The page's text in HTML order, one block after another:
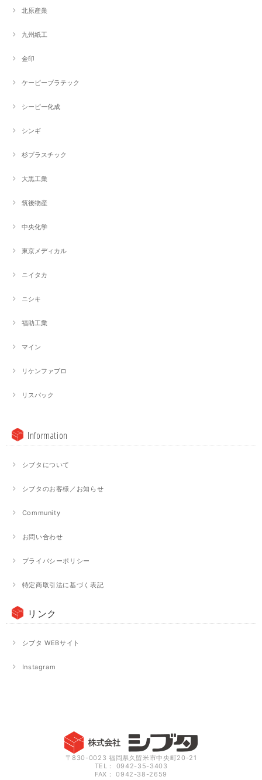
北原産業
九州紙工
金印
ケーピープラテック
シーピー化成
シンギ
杉プラスチック
大黒工業
筑後物産
中央化学
東京メディカル
ニイタカ
ニシキ
福助工業
マイン
リケンファブロ
リスパック
Information
シブタについて
シブタのお客様／お知らせ
Community
お問い合わせ
プライバシーポリシー
特定商取引法に基づく表記
リンク
シブタ WEBサイト
Instagram
〒830-0023 福岡県久留米市中央町20-21
TEL： 0942-35-3403
FAX： 0942-38-2659